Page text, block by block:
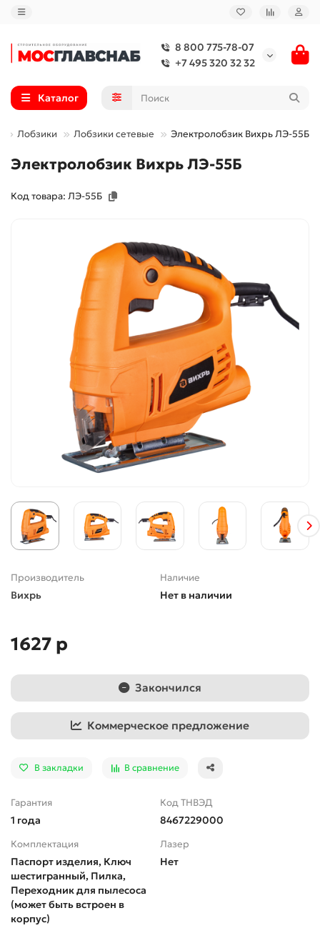
8 800 775-78-07
+7 495 320 32 32
Каталог
Лобзики Лобзики сетевые Электролобзик Вихрь ЛЭ-55Б
Электролобзик Вихрь ЛЭ-55Б
Код товара: ЛЭ-55Б
Производитель
Вихрь
Наличие
Нет в наличии
1627 р
Закончился
Коммерческое предложение
В закладки В сравнение
Гарантия
1 года
Код ТНВЭД
8467229000
Комплектация
Паспорт изделия, Ключ
шестигранный, Пилка,
Переходник для пылесоса
(может быть встроен в
корпус)
Лазер
Нет